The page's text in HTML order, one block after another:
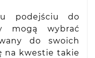
podejściu do
mogą wybrać
do swoich
na kwestie takie